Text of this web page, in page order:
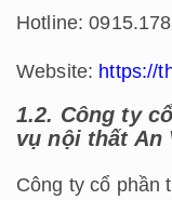
Hotline:
Website: https://
1.2. Công ty
vụ nội thất An
Công ty cổ phần